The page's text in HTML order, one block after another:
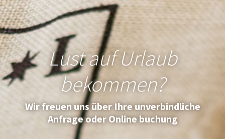
Lust auf Urlaub
bekommen?
Wir freuen uns über Ihre unverbindliche
Anfrage oder Online buchung